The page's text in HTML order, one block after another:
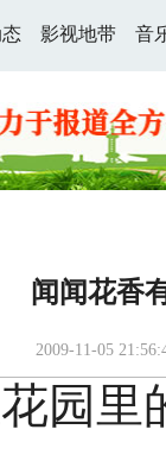
影视地带 音
闻闻花香
2009-11-05
里